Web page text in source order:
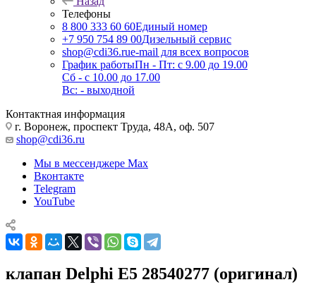
Телефоны
8 800 333 60 60Единый номер
+7 950 754 89 00Дизельный сервис
shop@cdi36.rue-mail для всех вопросов
График работыПн - Пт: с 9.00 до 19.00
Сб - с 10.00 до 17.00
Вс: - выходной
Контактная информация
г. Воронеж, проспект Труда, 48А, оф. 507
shop@cdi36.ru
Мы в мессенджере Max
Вконтакте
Telegram
YouTube
клапан Delphi E5 28540277 (оригинал)